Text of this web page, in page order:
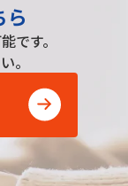
ら
です。
。